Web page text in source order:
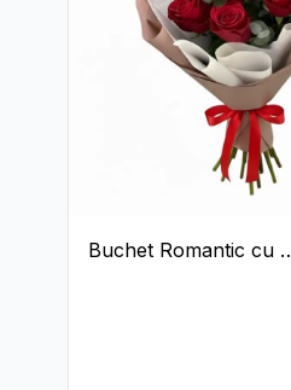
Buchet Romantic cu 9